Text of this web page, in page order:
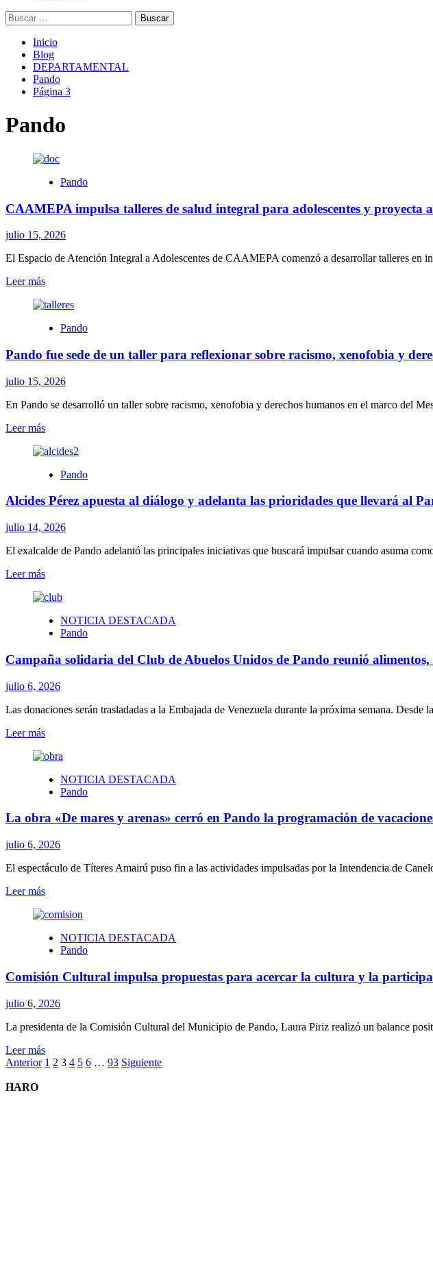
Buscar:
Inicio
Blog
DEPARTAMENTAL
Pando
Página 3
Pando
Pando
CAAMEPA impulsa talleres de salud integral para adolescentes y proyecta
julio 15, 2026
El Espacio de Atención Integral a Adolescentes de CAAMEPA comenzó a desarrollar talleres en
Leer másLeer
sobre
impulsa
de
integral
adolescentes
proyecta
la
instituciones
Pando
Pando fue sede de un taller para reflexionar sobre racismo, xenofobia y
julio 15, 2026
En Pando se desarrolló un taller sobre racismo, xenofobia y derechos humanos en el marco del
Leer másLeer
sobre
fue
de
taller
reflexionar
racismo,
y
humanos
Pando
Alcides Pérez apuesta al diálogo y adelanta las prioridades que llevará al
julio 14, 2026
El exalcalde de Pando adelantó las principales iniciativas que buscará impulsar cuando asuma
Leer másLeer
sobre
Pérez
apuesta
diálogo
adelanta
prioridades
llevará
Parlamento.
NOTICIA DESTACADA
Pando
Campaña solidaria del Club de Abuelos Unidos de Pando reunió
julio 6, 2026
Las donaciones serán trasladadas a la Embajada de Venezuela durante la próxima semana. Desde
Leer másLeer
sobre
solidaria
del
de
Unidos
Pando
alimentos,
y
para
enviar
Venezuela
NOTICIA DESTACADA
Pando
La obra «De mares y arenas» cerró en Pando la programación de
julio 6, 2026
El espectáculo de Títeres Amairú puso fin a las actividades impulsadas por la Intendencia de
Leer másLeer
sobre
obra
«De
y
cerró
Pando
programación
de
NOTICIA DESTACADA
Pando
Comisión Cultural impulsa propuestas para acercar la cultura y la
julio 6, 2026
La presidenta de la Comisión Cultural del Municipio de Pando, Laura Piriz realizó un balance
Leer másLeer
más
Paginación
de
Anterior 1 2 3 4 5 6 … 93 Siguiente
HARO